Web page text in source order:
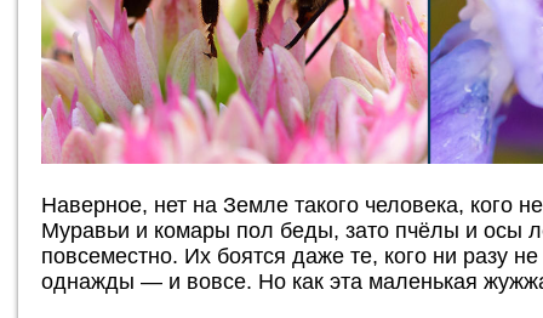
Наверное, нет на Земле такого человека, кого
Муравьи и комары пол беды, зато пчёлы и осы
повсеместно. Их боятся даже те, кого ни разу
однажды — и вовсе. Но как эта маленькая